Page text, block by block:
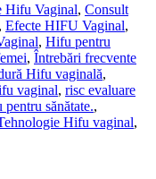
Hifu Vaginal, Consult
, Efecte HIFU Vaginal,
, Hifu pentru
, Întrebări frecvente
Hifu vaginală,
vaginal, risc evaluare
sănătate.,
Hifu vaginal,